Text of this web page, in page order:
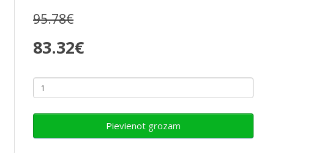
95.78€
83.32€
Pievienot grozam